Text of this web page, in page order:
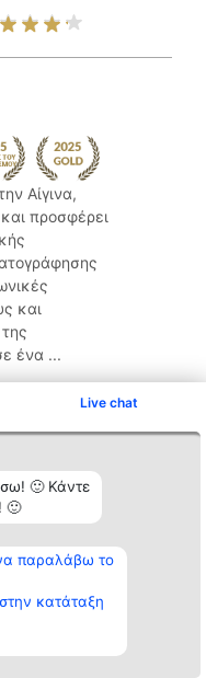
Live chat
🙂 Κάντε
🙂
παραλάβω το
κατάταξη
Αίγινα,
προσφέρει
και
ένα ...
Επικοινωνία
Επικοινωνία